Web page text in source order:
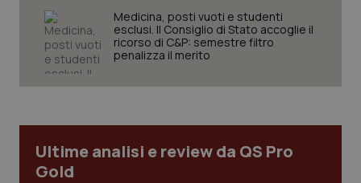
Medicina, posti vuoti e studenti
esclusi. Il Consiglio di Stato accoglie il
ricorso di C&P: semestre filtro
penalizza il merito
Ultime analisi e review da QS Pro
Gold
protette del sito. Il sito web non è in grado di
funzionare correttamente senza questi cookie.
Nome